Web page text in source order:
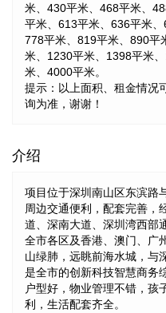
米、430平米、468平米、
平米、613平米、636平米、
778平米、819平米、890平
米、1230平米、1398平米
米、4000平米。
提示：以上面积、租金情况
询为准，谢谢！
介绍
项目位于深圳南山区东滨路
周边交通便利，配套完善，
道、深南大道、深圳湾西部
全市各区及香港、澳门、广
山绿肺，远眺前海水城，与
是全市的创新科技智慧商务
户型好，物业管理不错，孩
利，生活配套齐全。